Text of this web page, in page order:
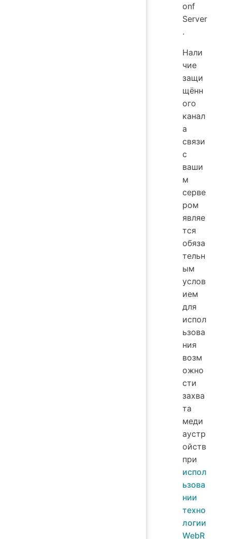
onf
Server
.
Нали
чие
защи
щённ
ого
канал
а
связи
с
ваши
м
серве
ром
являе
тся
обяза
тельн
ым
услов
ием
для
испол
ьзова
ния
возм
ожно
сти
захва
та
меди
аустр
ойств
при
испол
ьзова
нии
техно
логии
WebR